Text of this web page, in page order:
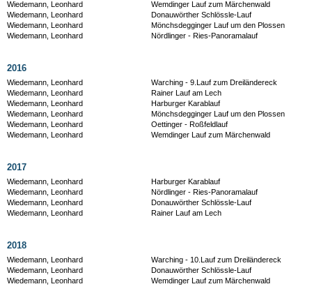
Wiedemann, Leonhard
Wemdinger Lauf zum Märchenwald
Wiedemann, Leonhard
Donauwörther Schlössle-Lauf
Wiedemann, Leonhard
Mönchsdegginger Lauf um den Plossen
Wiedemann, Leonhard
Nördlinger - Ries-Panoramalauf
2016
Wiedemann, Leonhard
Warching - 9.Lauf zum Dreiländereck
Wiedemann, Leonhard
Rainer Lauf am Lech
Wiedemann, Leonhard
Harburger Karablauf
Wiedemann, Leonhard
Mönchsdegginger Lauf um den Plossen
Wiedemann, Leonhard
Oettinger - Roßfeldlauf
Wiedemann, Leonhard
Wemdinger Lauf zum Märchenwald
2017
Wiedemann, Leonhard
Harburger Karablauf
Wiedemann, Leonhard
Nördlinger - Ries-Panoramalauf
Wiedemann, Leonhard
Donauwörther Schlössle-Lauf
Wiedemann, Leonhard
Rainer Lauf am Lech
2018
Wiedemann, Leonhard
Warching - 10.Lauf zum Dreiländereck
Wiedemann, Leonhard
Donauwörther Schlössle-Lauf
Wiedemann, Leonhard
Wemdinger Lauf zum Märchenwald